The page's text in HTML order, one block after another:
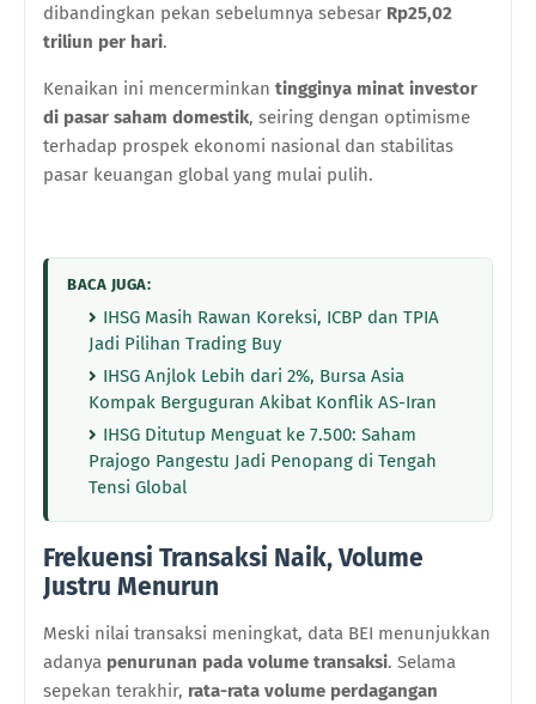
dibandingkan pekan sebelumnya sebesar Rp25,02
triliun per hari.
Kenaikan ini mencerminkan tingginya minat investor
di pasar saham domestik, seiring dengan optimisme
terhadap prospek ekonomi nasional dan stabilitas
pasar keuangan global yang mulai pulih.
BACA JUGA:
IHSG Masih Rawan Koreksi, ICBP dan TPIA
Jadi Pilihan Trading Buy
IHSG Anjlok Lebih dari 2%, Bursa Asia
Kompak Berguguran Akibat Konflik AS-Iran
IHSG Ditutup Menguat ke 7.500: Saham
Prajogo Pangestu Jadi Penopang di Tengah
Tensi Global
Frekuensi Transaksi Naik, Volume
Justru Menurun
Meski nilai transaksi meningkat, data BEI menunjukkan
adanya penurunan pada volume transaksi. Selama
sepekan terakhir, rata-rata volume perdagangan